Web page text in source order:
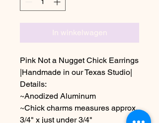
In winkelwagen
Pink Not a Nugget Chick Earrings
|Handmade in our Texas Studio|
Details:
~Anodized Aluminum
~Chick charms measures approx.
3/4" x just under 3/4"